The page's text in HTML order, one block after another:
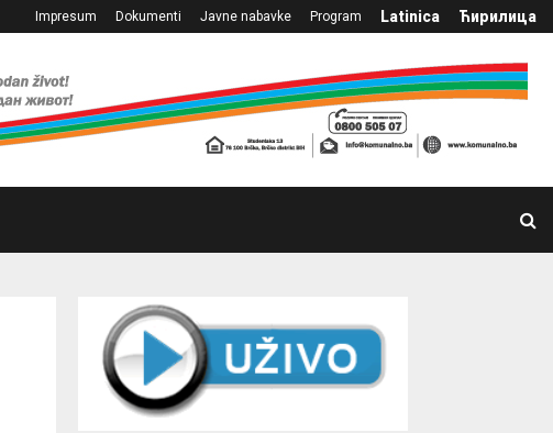
Impresum Dokumenti Javne nabavke Program Latinica Ћирилица